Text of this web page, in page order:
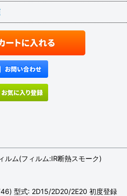
ルム(フィルム:IR断熱スモーク)
型式: 2D15/2D20/2E20 初度登録